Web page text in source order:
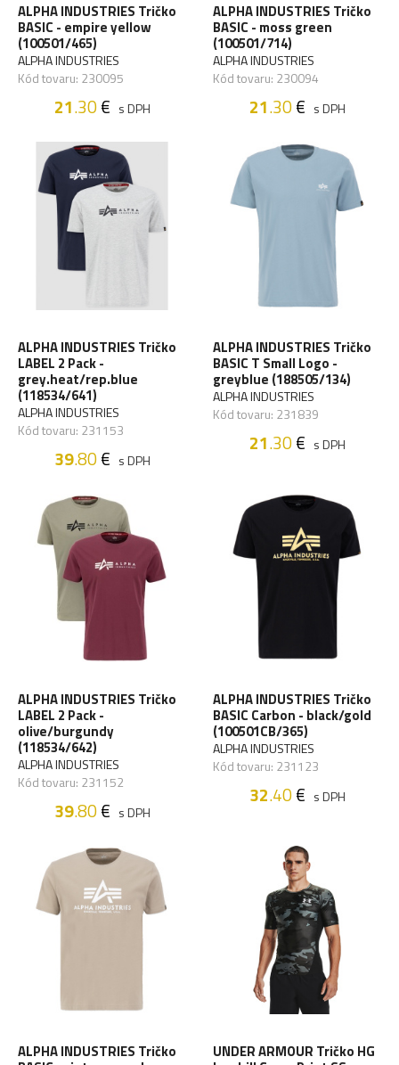
ALPHA INDUSTRIES Tričko
BASIC - empire yellow
(100501/465)
ALPHA INDUSTRIES
Kód tovaru: 230095
21.30€ s DPH
ALPHA INDUSTRIES Tričko
BASIC - moss green
(100501/714)
ALPHA INDUSTRIES
Kód tovaru: 230094
21.30€ s DPH
ALPHA INDUSTRIES Tričko
LABEL 2 Pack -
grey.heat/rep.blue
(118534/641)
ALPHA INDUSTRIES
Kód tovaru: 231153
39.80€ s DPH
ALPHA INDUSTRIES Tričko
BASIC T Small Logo -
greyblue (188505/134)
ALPHA INDUSTRIES
Kód tovaru: 231839
21.30€ s DPH
ALPHA INDUSTRIES Tričko
LABEL 2 Pack -
olive/burgundy
(118534/642)
ALPHA INDUSTRIES
Kód tovaru: 231152
39.80€ s DPH
ALPHA INDUSTRIES Tričko
BASIC Carbon - black/gold
(100501CB/365)
ALPHA INDUSTRIES
Kód tovaru: 231123
32.40€ s DPH
ALPHA INDUSTRIES Tričko UNDER ARMOUR Tričko HG